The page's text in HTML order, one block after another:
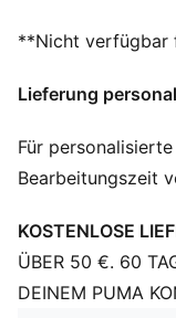
**Nicht verfügbar
Lieferung
Für
Bearbeitungszeit
KOSTENLOSE
ÜBER 50 €. 60
DEINEM PUMA